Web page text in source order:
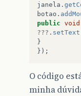
janela .
botao .
public void
??? . setText
}
});
O código
minha